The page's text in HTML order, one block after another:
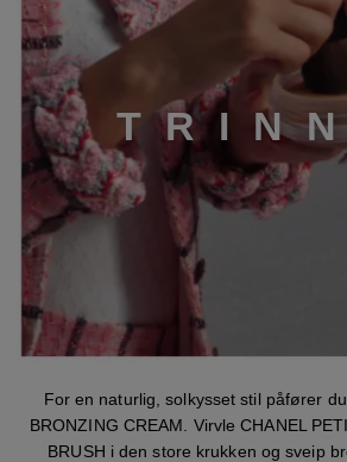
TRI N
For en naturlig, solkysset stil påfører
BRONZING CREAM. Virvle CHANEL
BRUSH i den store krukken og sveip